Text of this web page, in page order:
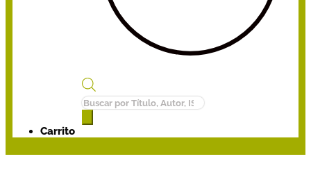
Búsqueda
de
productos
Carrito